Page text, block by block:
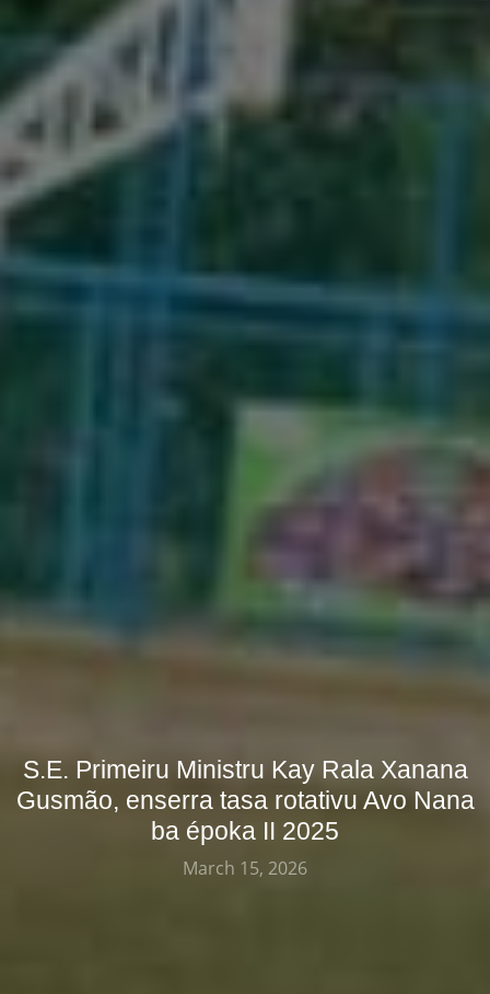
S.E. Primeiru Ministru Kay Rala Xanana
Gusmão, enserra tasa rotativu Avo Nana
ba époka II 2025
March 15, 2026